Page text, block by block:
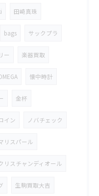
田崎真珠
bags サックプラ
ー 楽器買取
懐中時計
金杯
イン ノバチェック
リスパール
リスチャンディオール
生駒買取大吉